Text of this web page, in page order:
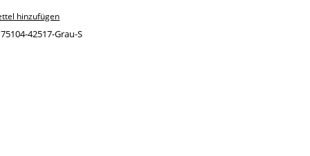
hinzufügen
75104-42517-Grau-S